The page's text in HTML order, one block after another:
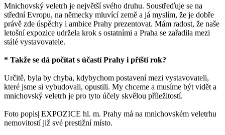
Mnichovský veletrh je největší svého druhu. Soustřeďuje se na
střední Evropu, na německy mluvící země a já myslím, že je dobře
právě zde úspěchy i ambice Prahy prezentovat. Mám radost, že naše
letošní expozice udržela krok s ostatními a Praha se zařadila mezi
stálé vystavovatele.
* Takže se dá počítat s účastí Prahy i příští rok?
Určitě, byla by chyba, kdybychom postavení mezi vystavovateli,
které jsme si vybudovali, opustili. My chceme a musíme být vidět a
mnichovský veletrh je pro tyto účely skvělou příležitostí.
Foto popis| EXPOZICE hl. m. Prahy má na mnichovském veletrhu
nemovitostí již své prestižní místo.